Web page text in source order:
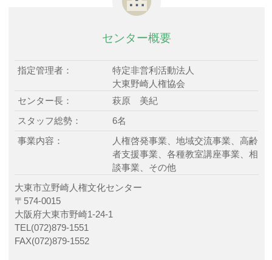
センター概要
指定管理者：
特定非営利活動法人
大東野崎人権協会
センター長：
萩原 美紀
スタッフ総勢：
6名
事業内容：
人権啓発事業、地域交流事業、高齢
者支援事業、各種教室講座事業、相
談事業、その他
大東市立野崎人権文化センター
〒574-0015
大阪府大東市野崎1-24-1
TEL(072)879-1551
FAX(072)879-1552